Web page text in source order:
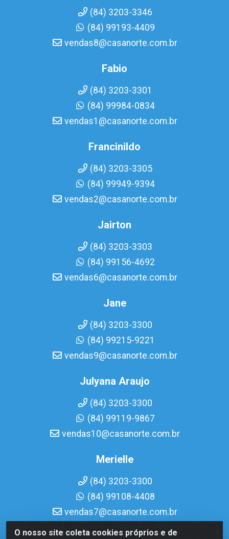
O nosso site coleta cookies próprios e de
(84) 3203-3346
(84) 99193-4409
vendas8@casanorte.com.br
Fabio
(84) 3203-3301
(84) 99984-0834
vendas1@casanorte.com.br
Francinildo
(84) 3203-3305
(84) 99949-9394
vendas2@casanorte.com.br
Jairton
(84) 3203-3303
(84) 99156-4692
vendas6@casanorte.com.br
Jane
(84) 3203-3300
(84) 99215-9221
vendas9@casanorte.com.br
Julyana Araujo
(84) 3203-3300
(84) 99119-9867
vendas10@casanorte.com.br
Merielle
(84) 3203-3300
(84) 99108-4408
vendas7@casanorte.com.br